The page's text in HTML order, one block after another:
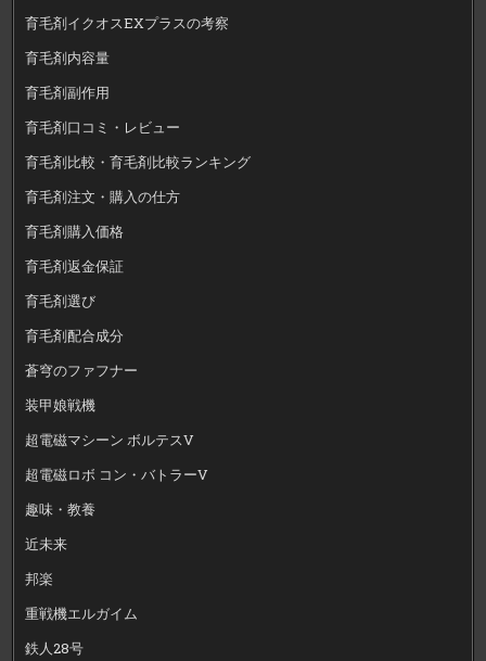
育毛剤イクオスEXプラスの考察
育毛剤内容量
育毛剤副作用
育毛剤口コミ・レビュー
育毛剤比較・育毛剤比較ランキング
育毛剤注文・購入の仕方
育毛剤購入価格
育毛剤返金保証
育毛剤選び
育毛剤配合成分
蒼穹のファフナー
装甲娘戦機
超電磁マシーン ボルテスV
超電磁ロボ コン・バトラーV
趣味・教養
近未来
邦楽
重戦機エルガイム
鉄人28号